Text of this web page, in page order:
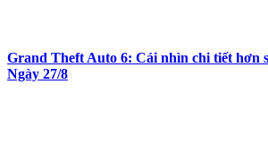
Grand Theft Auto 6: Cái nhìn chi tiết hơn
Ngày 27/8